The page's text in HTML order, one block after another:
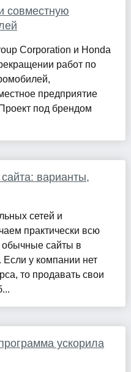
совместную
Corporation и Honda
работ по
предприятие
под брендом
сайта: варианты,
сетей и
практически всю
сайты в
Если у компании нет
то продавать свои
ускорила